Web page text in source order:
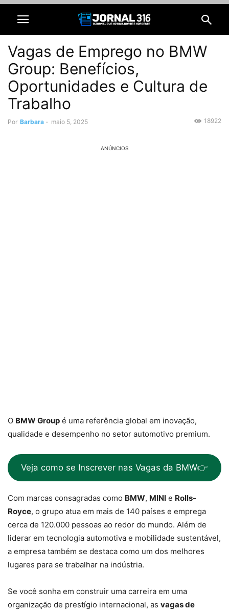
Vagas de Emprego no BMW
Group: Benefícios,
Oportunidades e Cultura de
Trabalho
Por Barbara - maio 5, 2025 18922
ANÚNCIOS
O BMW Group é uma referência global em inovação,
qualidade e desempenho no setor automotivo premium.
Veja como se Inscrever nas Vagas da BMW👉
Com marcas consagradas como BMW, MINI e Rolls-
Royce, o grupo atua em mais de 140 países e emprega
cerca de 120.000 pessoas ao redor do mundo. Além de
liderar em tecnologia automotiva e mobilidade sustentável,
a empresa também se destaca como um dos melhores
lugares para se trabalhar na indústria.
Se você sonha em construir uma carreira em uma
organização de prestígio internacional, as vagas de